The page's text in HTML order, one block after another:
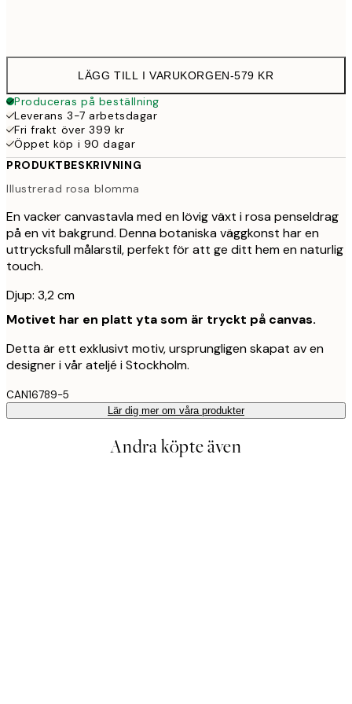
LÄGG TILL I VARUKORGEN-579 KR
Produceras på beställning
Leverans 3-7 arbetsdagar
Fri frakt över 399 kr
Öppet köp i 90 dagar
PRODUKTBESKRIVNING
Illustrerad rosa blomma
En vacker canvastavla med en lövig växt i rosa penseldrag
på en vit bakgrund. Denna botaniska väggkonst har en
uttrycksfull målarstil, perfekt för att ge ditt hem en naturlig
touch.
Djup: 3,2 cm
Motivet har en platt yta som är tryckt på canvas.
Detta är ett exklusivt motiv, ursprungligen skapat av en
designer i vår ateljé i Stockholm.
CAN16789-5
Lär dig mer om våra produkter
Andra köpte även